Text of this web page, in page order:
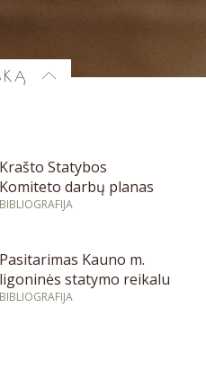
Krašto Statybos
Komiteto darbų planas
BIBLIOGRAFIJA
Pasitarimas Kauno m.
ligoninės statymo reikalu
BIBLIOGRAFIJA